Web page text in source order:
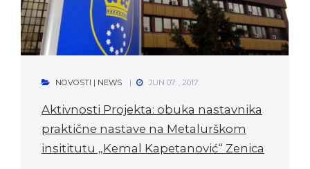
NOVOSTI | NEWS JUN 07. , 2017.
Aktivnosti Projekta: obuka nastavnika
praktične nastave na Metalurškom
insititutu „Kemal Kapetanović“ Zenica